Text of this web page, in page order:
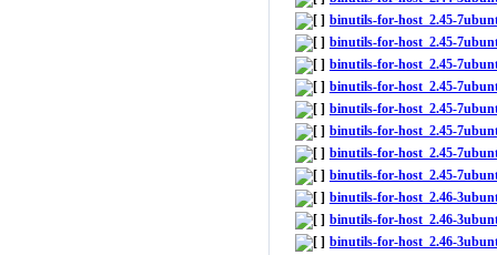
binutils-for-host_2.45-
binutils-for-host_2.45-
binutils-for-host_2.45-
binutils-for-host_2.45-
binutils-for-host_2.45-
binutils-for-host_2.45-
binutils-for-host_2.45-
binutils-for-host_2.45-
binutils-for-host_2.46-
binutils-for-host_2.46-
binutils-for-host_2.46-